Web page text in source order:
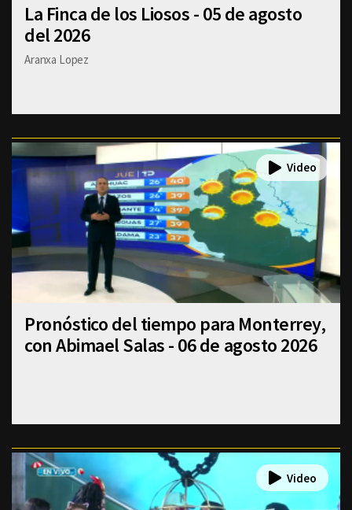
La Finca de los Liosos - 05 de agosto
del 2026
Aranxa Lopez
Pronóstico del tiempo para Monterrey,
con Abimael Salas - 06 de agosto 2026